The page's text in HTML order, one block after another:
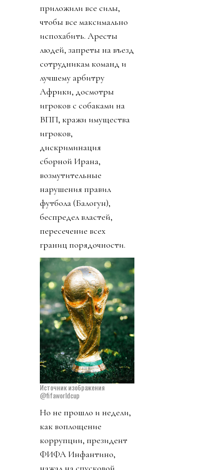
приложили все силы,
чтобы все максимально
испохабить. Аресты
людей, запреты на въезд
сотрудникам команд и
лучшему арбитру
Африки, досмотры
игроков с собаками на
ВПП, кражи имущества
игроков,
дискриминация
сборной Ирана,
возмутительные
нарушения правил
футбола (Балогун),
беспредел властей,
пересечение всех
границ порядочности.
Источник изображения
@fifaworldcup
Но не прошло и недели,
как воплощение
коррупции, президент
ФИФА Инфантино,